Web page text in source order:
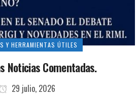
Y HERRAMIENTAS ÚTILES
Noticias Comentadas.
29 julio, 2026